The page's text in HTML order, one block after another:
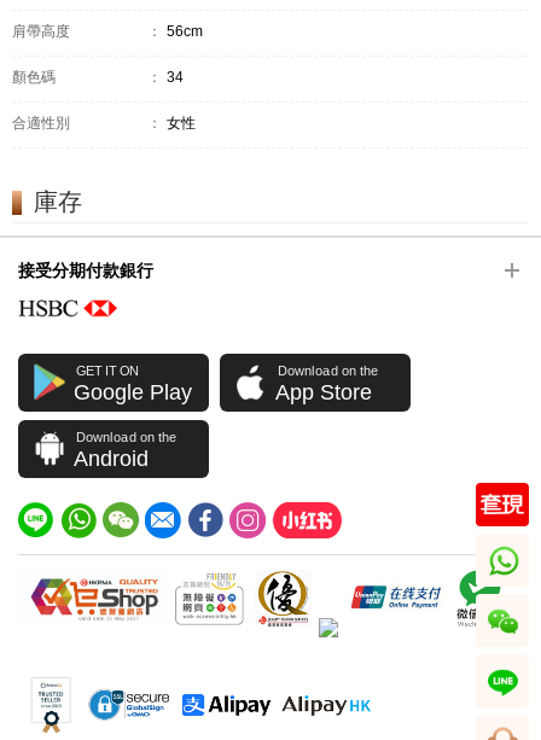
肩帶高度 ： 56cm
顏色碼 ： 34
合適性別 ： 女性
庫存
接受分期付款銀行
GET IT ON
Google Play
Download on the
App Store
Download on the
Android